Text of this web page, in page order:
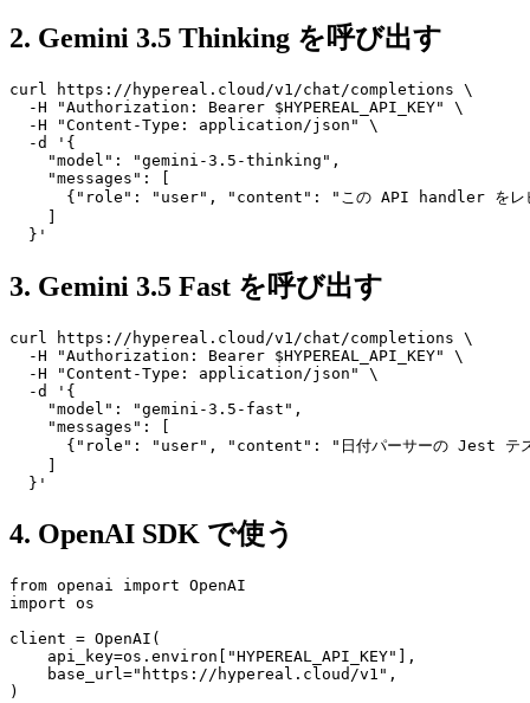
2. Gemini 3.5 Thinking を呼び出す
curl https://hypereal.cloud/v1/chat/completions \
  -H "Authorization: Bearer $HYPEREAL_API_KEY" \
  -H "Content-Type: application/json" \
  -d '{
    "model": "gemini-3.5-thinking",
    "messages": [
{"role": "user", "content": "この API handler をレビ
3. Gemini 3.5 Fast を呼び出す
curl https://hypereal.cloud/v1/chat/completions \
  -H "Authorization: Bearer $HYPEREAL_API_KEY" \
  -H "Content-Type: application/json" \
  -d '{
    "model": "gemini-3.5-fast",
    "messages": [
{"role": "user", "content": "日付パーサーの Jest テス
    ]
4. OpenAI SDK で使う
from openai import OpenAI
import os
client = OpenAI(
    api_key=os.environ["HYPEREAL_API_KEY"],
    base_url="https://hypereal.cloud/v1",
)